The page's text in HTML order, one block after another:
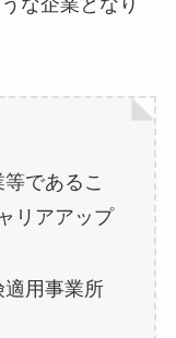
な企業となり
であるこ
リアアップ
用事業所